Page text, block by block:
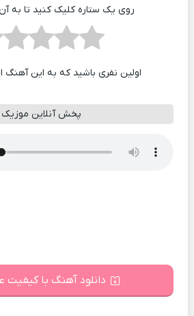
روی یک ستاره کلیک کنید تا به
اولین نفری باشید که به این آهنگ
پخش آنلاین موزیک
دانلود آهنگ با کیفیت